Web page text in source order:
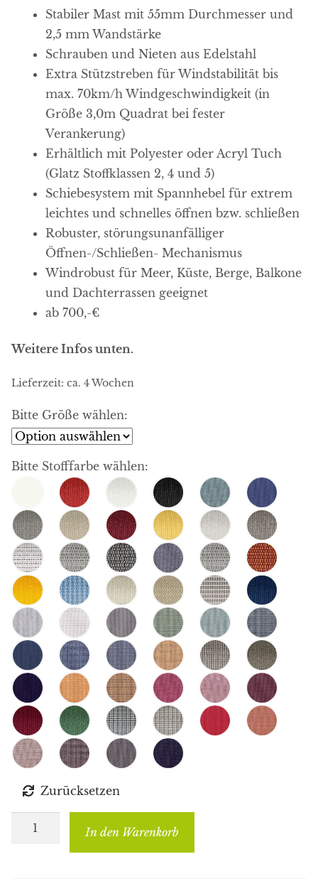
Stabiler Mast mit 55mm Durchmesser und
2,5 mm Wandstärke
Schrauben und Nieten aus Edelstahl
Extra Stützstreben für Windstabilität bis
max. 70km/h Windgeschwindigkeit (in
Größe 3,0m Quadrat bei fester
Verankerung)
Erhältlich mit Polyester oder Acryl Tuch
(Glatz Stoffklassen 2, 4 und 5)
Schiebesystem mit Spannhebel für extrem
leichtes und schnelles öffnen bzw. schließen
Robuster, störungsunanfälliger
Öffnen-/Schließen- Mechanismus
Windrobust für Meer, Küste, Berge, Balkone
und Dachterrassen geeignet
ab 700,-€
Weitere Infos unten.
Lieferzeit: ca. 4 Wochen
Bitte Größe wählen:
Bitte Stofffarbe wählen:
Zurücksetzen
Glatz
In den Warenkorb